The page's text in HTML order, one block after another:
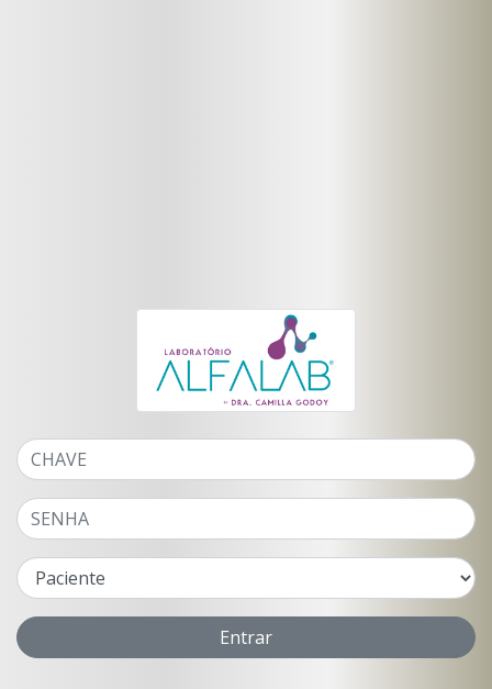
Entrar